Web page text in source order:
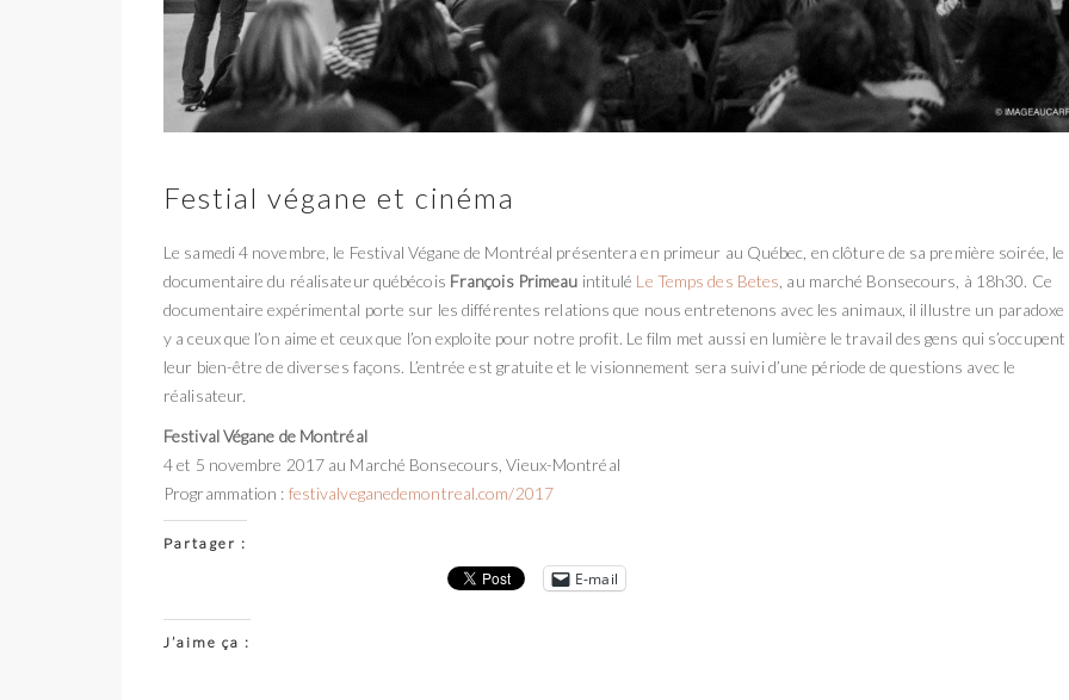
Festial végane et cinéma
Le samedi 4 novembre, le Festival Végane de Montréal présentera en primeur au Québec, en clôture de sa première soirée, le
documentaire du réalisateur québécois François Primeau intitulé Le Temps des Betes , au marché Bonsecours, à 18h30. Ce
documentaire expérimental porte sur les différentes relations que nous entretenons avec les animaux, il illustre un paradoxe
y a ceux que l’on aime et ceux que l’on exploite pour notre profit. Le film met aussi en lumière le travail des gens qui s’occupent
leur bien-être de diverses façons. L’entrée est gratuite et le visionnement sera suivi d’une période de questions avec le
réalisateur.
Festival Végane de Montréal
4 et 5 novembre 2017 au Marché Bonsecours, Vieux-Montréal
Programmation : festivalveganedemontreal.com/2017
Partager :
E-mail
J’aime ça :